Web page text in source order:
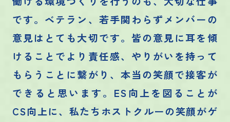
です。ベテラン、若手関わらずメンバーの
意見はとても大切です。皆の意見に耳を傾
けることでより責任感、やりがいを持って
もらうことに繋がり、本当の笑顔で接客が
できると思います。ES向上を図ることが
CS向上に、私たちホストクルーの笑顔がゲ